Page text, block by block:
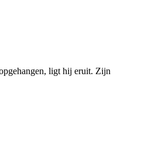
ligt hij eruit. Zijn